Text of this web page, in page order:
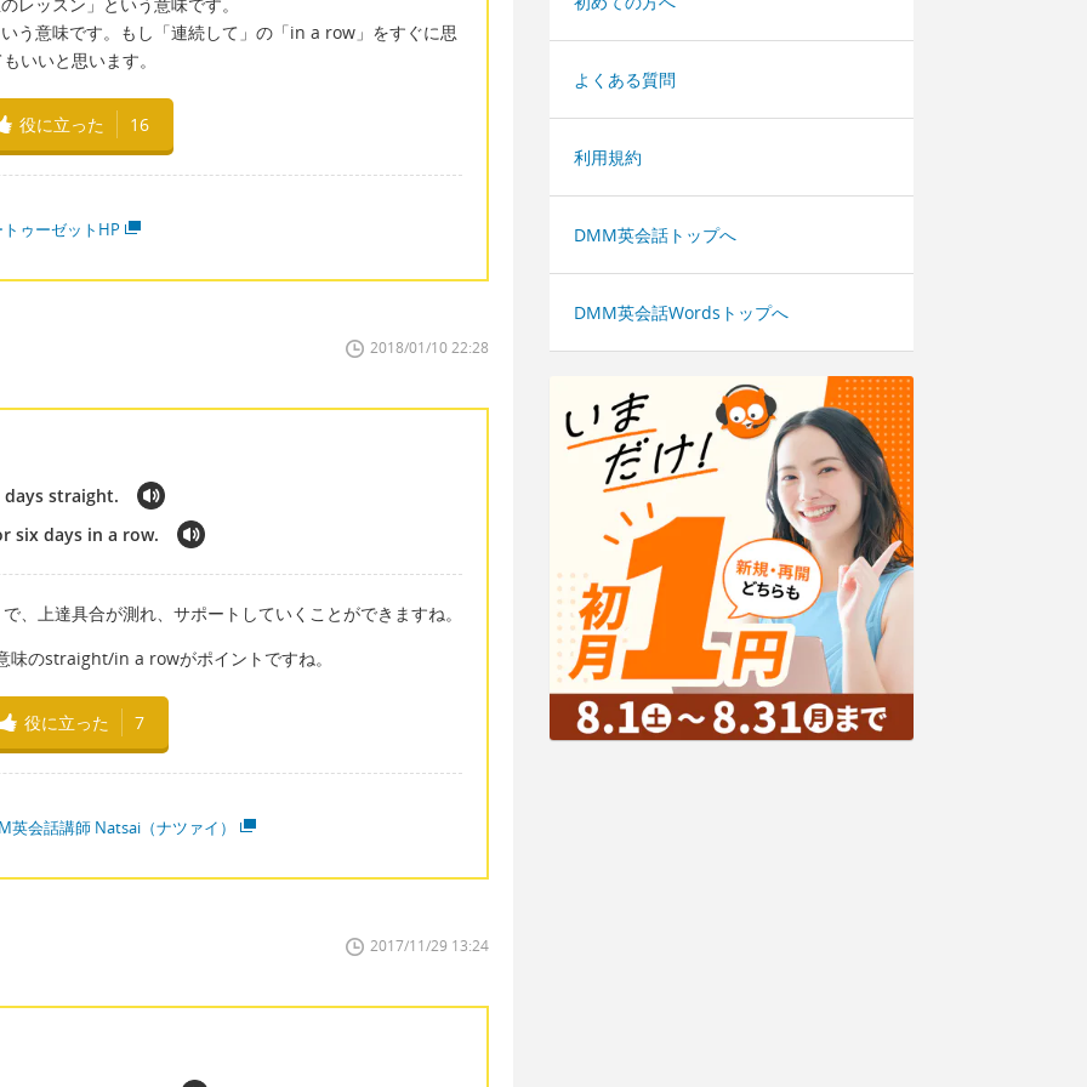
う意味です。もし「連続して」の「in a row」をすぐに思
いいと思います。
役に立った 16
ゥーゼットHP
2018/01/10 22:28
straight.
six days in a row.
、上達具合が測れ、サポートしていくことができますね。
のstraight/in a rowがポイントですね。
役に立った 7
英会話講師 Natsai（ナツァイ）
2017/11/29 13:24
よくある質問
利用規約
DMM英会話トップへ
DMM英会話Wordsトップへ